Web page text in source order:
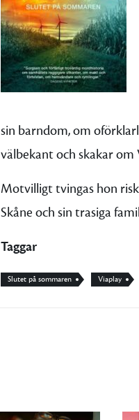
sin barndom, om
välbekant och skakar om
Motvilligt tvingas hon
Skåne och sin trasiga
Taggar
Slutet på sommaren Viaplay